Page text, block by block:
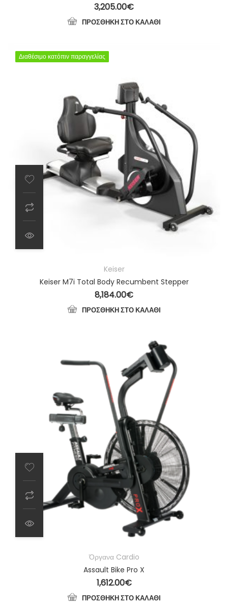
3,205.00€
ΠΡΟΣΘΉΚΗ ΣΤΟ ΚΑΛΆΘΙ
Διαθέσιμο κατόπιν παραγγελίας
Διαθέσιμο κατόπιν παραγγελίας
Keiser
Keiser M7i Total Body Recumbent Stepper
8,184.00€
ΠΡΟΣΘΉΚΗ ΣΤΟ ΚΑΛΆΘΙ
Όργανα Cardio
Assault Bike Pro X
1,612.00€
ΠΡΟΣΘΉΚΗ ΣΤΟ ΚΑΛΆΘΙ